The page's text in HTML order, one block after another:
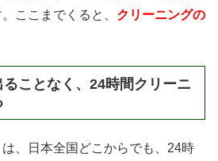
ここまでくると、 クリーニングの
ことなく、24時間クリーニ
、日本全国どこからでも、24時